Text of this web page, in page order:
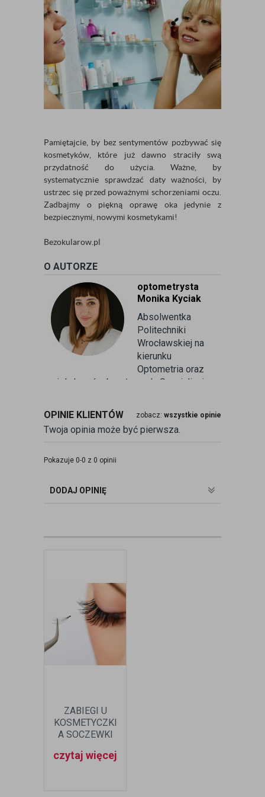
Pamiętajcie, by bez sentymentów pozbywać się
kosmetyków, które już dawno straciły swą
przydatność do użycia. Ważne, by
systematycznie sprawdzać daty ważności, by
ustrzec się przed poważnymi schorzeniami oczu.
Zadbajmy o piękną oprawę oka jedynie z
bezpiecznymi, nowymi kosmetykami!
Bezokularow.pl
O AUTORZE
optometrysta
Monika Kyciak
Absolwentka
Politechniki
Wrocławskiej na
kierunku
Optometria oraz
wielu kursów branżowych. Specjalizuje
kontaktologii, czyli dobieraniu
soczewek kontaktowych miękkich. Od
ponad 10 lat pracuje w branży
optometrysta pracujący w gabinecie.
badania wad refrakcji, dobierając
OPINIE KLIENTÓW zobacz: wszystkie opinie
Twoja opinia może być pierwsza.
Pokazuje 0-0 z 0 opinii
DODAJ OPINIĘ
ZABIEGI U
KOSMETYCZKI
A SOCZEWKI
JAK SIĘ
czytaj więcej